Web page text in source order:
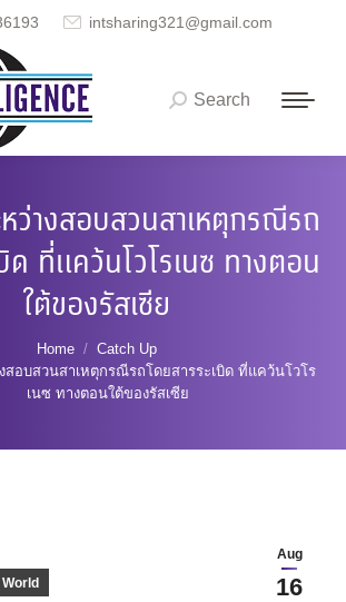
intsharing321@gmail.com
Search:
Search
ว่างสอบสวนสาเหตุกรณีรถ
ด ที่แคว้นโวโรเนซ ทางตอน
ใต้ของรัสเซีย
Home
Catch Up
สอบสวนสาเหตุกรณีรถโดยสารระเบิด ที่แคว้นโวโร
เนซ ทางตอนใต้ของรัสเซีย
Aug
16